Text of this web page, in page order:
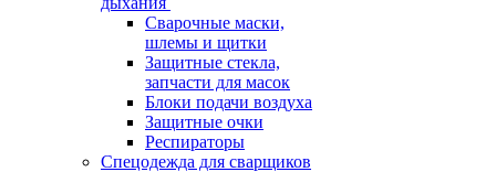
Сварочные маски,
шлемы и щитки
Защитные стекла,
запчасти для масок
Блоки подачи воздуха
Защитные очки
Респираторы
Спецодежда для сварщиков